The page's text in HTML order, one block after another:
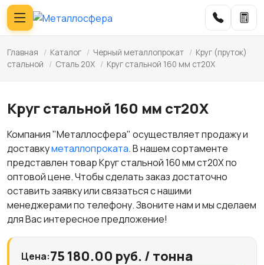
Главная / Каталог / Черный металлопрокат / Круг (пруток)
стальной
/ Сталь 20Х / Круг стальной 160 мм ст20Х
Круг стальной 160 мм ст20Х
Компания "Металлосфера" осуществляет продажу и
доставкуметаллопроката. В нашем сортаменте
представлен товар Круг стальной 160 мм ст20Х по
оптовой цене. Чтобы сделать заказ достаточно
оставить заявку или связаться с нашими
менеджерами по телефону. Звоните нам и мы сделаем
для Вас интересное предложение!
Цена:75 180.00 руб. / тонна